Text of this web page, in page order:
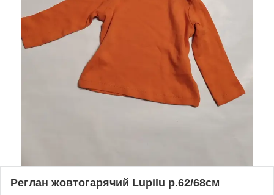
Реглан жовтогарячий Lupilu р.62/68см